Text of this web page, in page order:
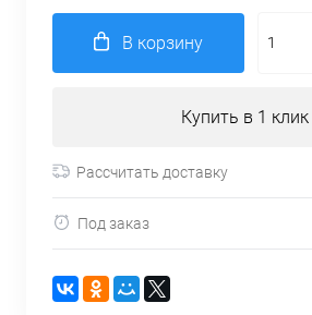
В корзину
Купить в 1 клик
Рассчитать доставку
Под заказ